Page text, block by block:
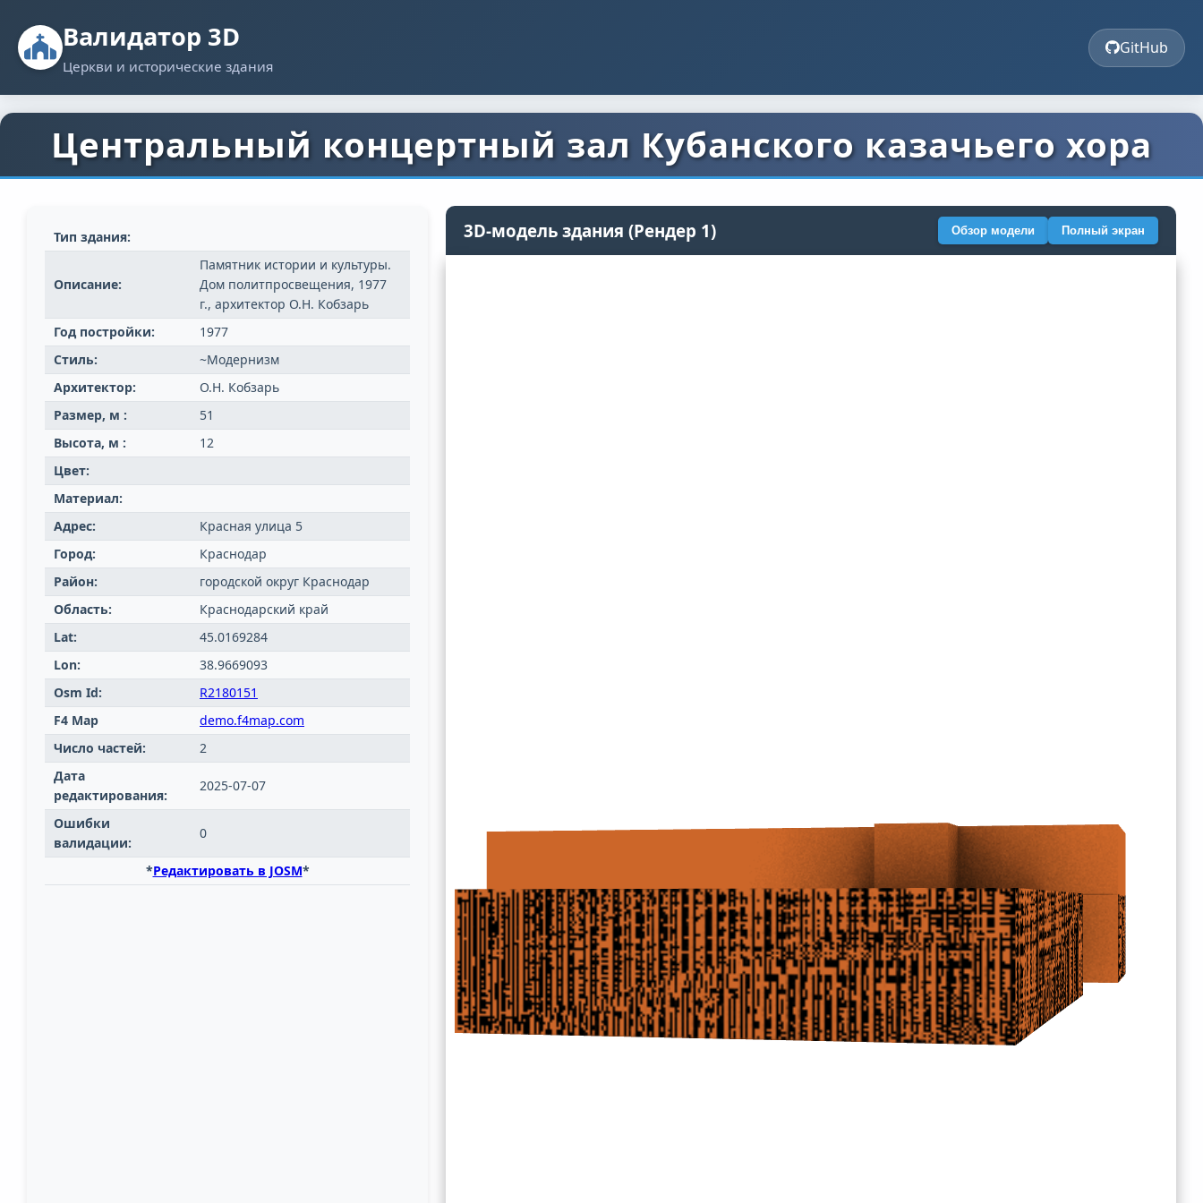
Валидатор 3D
Церкви и исторические здания
GitHub
Центральный концертный зал Кубанского казачьего хора
Тип здания:
Описание:
Памятник истории и культуры.
Дом политпросвещения, 1977
г., архитектор О.Н. Кобзарь
Год постройки:
1977
Стиль:
~Модернизм
Архитектор:
О.Н. Кобзарь
Размер, м :
51
Высота, м :
12
Цвет:
Материал:
Адрес:
Красная улица 5
Город:
Краснодар
Район:
городской округ Краснодар
Область:
Краснодарский край
Lat:
45.0169284
Lon:
38.9669093
Osm Id:
R2180151
F4 Map
demo.f4map.com
Число частей:
2
Дата
редактирования:
2025-07-07
Ошибки
валидации:
0
*Редактировать в JOSM*
3D-модель здания (Рендер 1) Обзор модели Полный экран